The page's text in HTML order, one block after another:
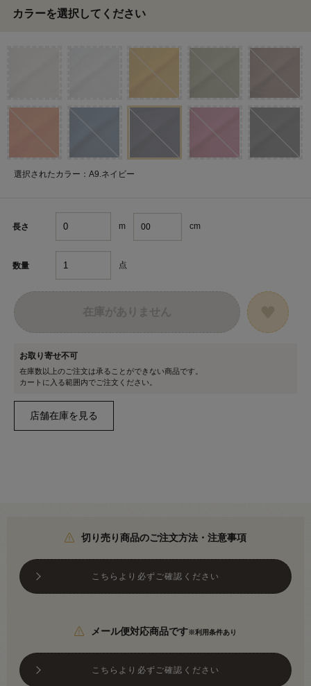
カラーを選択してください
選択されたカラー：A9.ネイビー
長さ m cm
数量 点
お取り寄せ不可
在庫数以上のご注文は承ることができない商品です。
カートに入る範囲内でご注文ください。
切り売り商品のご注文方法・注意事項
こちらより必ずご確認ください
メール便対応商品です※利用条件あり
こちらより必ずご確認ください